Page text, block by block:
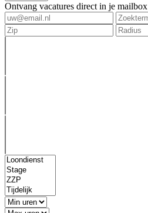
Ontvang vacatures direct in je mailbox